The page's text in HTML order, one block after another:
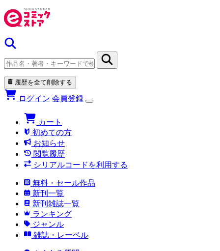
履歴を全て削除する
ログイン 会員登録
カート
初めての方
お知らせ
閲覧履歴
シリアルコードを利用する
無料・セール作品
新刊一覧
新刊雑誌一覧
ランキング
ジャンル
雑誌・レーベル